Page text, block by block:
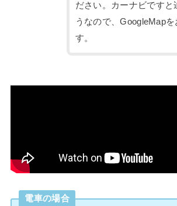
ださい。カーナビですと
うなので、GoogleMapを
す。
電車の場合